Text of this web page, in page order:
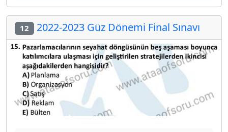
12 2022-2023 Güz Dönemi Final Sınavı